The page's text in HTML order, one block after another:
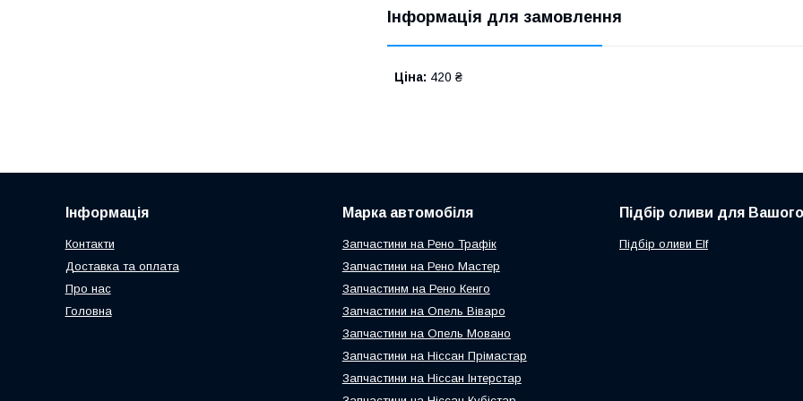
Інформація для замовлення
Ціна: 420 ₴
Інформація
Контакти
Доставка та оплата
Про нас
Головна
Марка автомобіля
Запчастини на Рено Трафік
Запчастини на Рено Мастер
Запчастинм на Рено Кенго
Запчастини на Опель Віваро
Запчастини на Опель Мовано
Запчастини на Ніссан Прімастар
Запчастини на Ніссан Інтерстар
Підбір оливи для
Підбір оливи Elf